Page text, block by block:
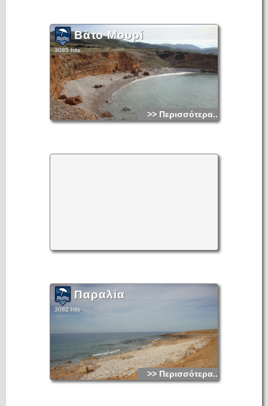
Βάτο Μουρί
3085 hits
>> Περισσότερα...
Παραλία
3082 hits
>> Περισσότερα...